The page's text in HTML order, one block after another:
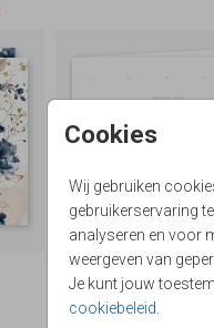
Cookies
Wij gebruiken
gebruikerservaring
analyseren en voor
weergeven van
Je kunt jouw
cookiebeleid